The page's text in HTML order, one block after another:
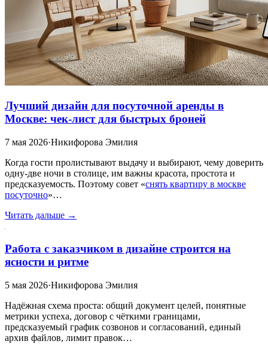
Лучший дизайн для посуточной аренды в
Москве: чек-лист для быстрых броней
7 мая 2026·Никифорова Эмилия
Когда гости пролистывают выдачу и выбирают, чему доверить
одну-две ночи в столице, им важны красота, простота и
предсказуемость. Поэтому совет «снять квартиру в москве
посуточно»…
Читать дальше →
Работа с заказчиком в дизайне строится на
ясности и ритме
5 мая 2026·Никифорова Эмилия
Надёжная схема проста: общий документ целей, понятные
метрики успеха, договор с чёткими границами,
предсказуемый график созвонов и согласований, единый
архив файлов, лимит правок…